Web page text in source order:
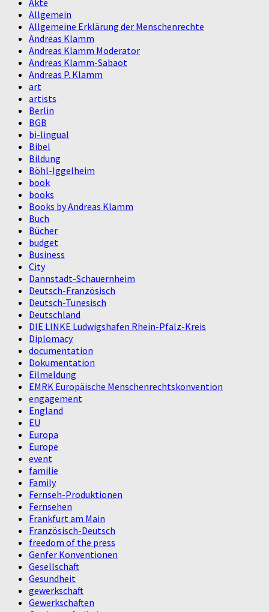
Allgemein
Allgemeine Erklärung der Menschenrechte
Andreas Klamm
Andreas Klamm Moderator
Andreas Klamm-Sabaot
Andreas P. Klamm
art
artists
Berlin
BGB
bi-lingual
Bibel
Bildung
Böhl-Iggelheim
book
books
Books by Andreas Klamm
Buch
Bücher
budget
Business
City
Dannstadt-Schauernheim
Deutsch-Französisch
Deutsch-Tunesisch
Deutschland
DIE LINKE Ludwigshafen Rhein-Pfalz-Kreis
Diplomacy
documentation
Dokumentation
Eilmeldung
EMRK Europäische Menschenrechtskonvention
engagement
England
EU
Europa
Europe
event
familie
Family
Fernseh-Produktionen
Fernsehen
Frankfurt am Main
Französisch-Deutsch
freedom of the press
Genfer Konventionen
Gesellschaft
Gesundheit
gewerkschaft
Gewerkschaften